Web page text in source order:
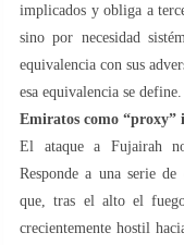
implicados y obliga a
sino por necesidad
equivalencia con sus
esa equivalencia se define.
Emiratos como “proxy”
El ataque a Fujairah
Responde a una serie
que, tras el alto el
crecientemente hostil